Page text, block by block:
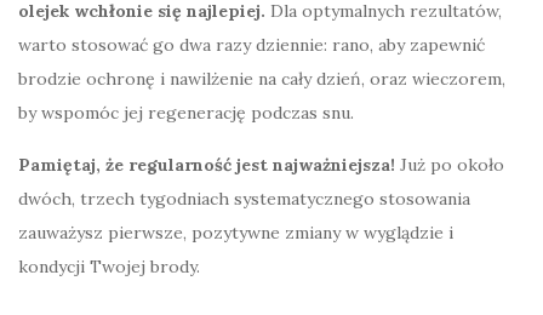
olejek wchłonie się najlepiej. Dla optymalnych rezultatów,
warto stosować go dwa razy dziennie: rano, aby zapewnić
brodzie ochronę i nawilżenie na cały dzień, oraz wieczorem,
by wspomóc jej regenerację podczas snu.
Pamiętaj, że regularność jest najważniejsza! Już po około
dwóch, trzech tygodniach systematycznego stosowania
zauważysz pierwsze, pozytywne zmiany w wyglądzie i
kondycji Twojej brody.